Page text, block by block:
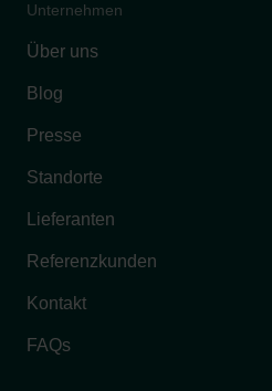
Unternehmen
Über uns
Blog
Presse
Standorte
Lieferanten
Referenzkunden
Kontakt
FAQs